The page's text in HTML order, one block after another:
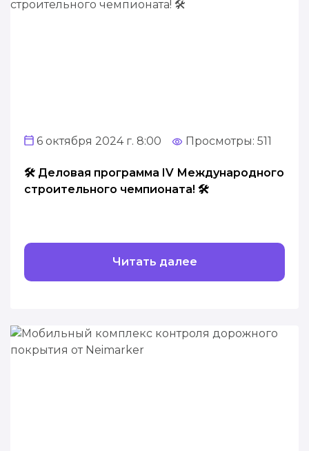
6 октября 2024 г. 8:00 Просмотры: 511
🛠️ Деловая программа IV Международного
строительного чемпионата! 🛠️
Читать далее